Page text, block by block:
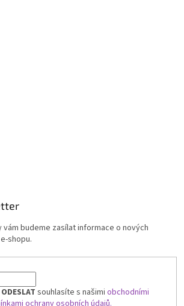
vám budeme zasílat informace o nových
shopu.
ODESLAT souhlasíte s našimi obchodními
ochrany osobních údajů.